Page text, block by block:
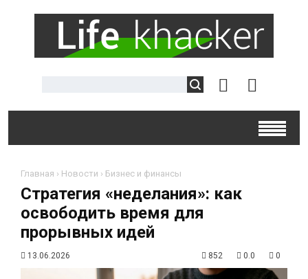
Главная › Новости › Бизнес и финансы
Стратегия «неделания»: как
освободить время для
прорывных идей
13.06.2026 852 0.0 0